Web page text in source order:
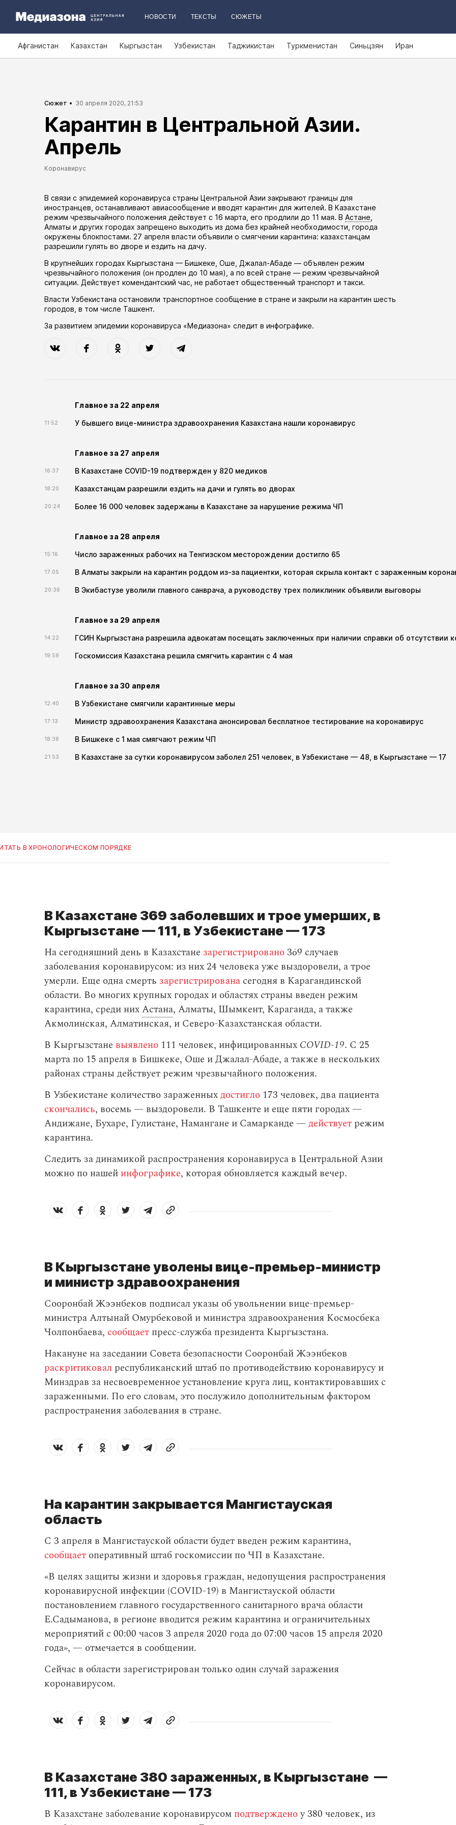
НОВОСТИ ТЕКСТЫ СЮЖЕТЫ
Афганистан Казахстан Кыргызстан Узбекистан Таджикистан Туркменистан Синьцзян Иран
Сюжет 30 апреля 2020, 21:53
Карантин в Центральной Азии.
Апрель
Коронавирус
В связи с эпидемией коронавируса страны Центральной Азии закрывают границы для
иностранцев, останавливают авиасообщение и вводят карантин для жителей. В Казахстане
режим чрезвычайного положения действует с 16 марта, его продлили до 11 мая. В Астане
Алматы и других городах запрещено выходить из дома без крайней необходимости, города
окружены блокпостами. 27 апреля власти объявили о смягчении карантина: казахстанцам
разрешили гулять во дворе и ездить на дачу.
В крупнейших городах Кыргызстана — Бишкеке, Оше, Джалал-Абаде — объявлен режим
чрезвычайного положения (он продлен до 10 мая), а по всей стране — режим чрезвычайной
ситуации. Действует комендантский час, не работает общественный транспорт и такси.
Власти Узбекистана остановили транспортное сообщение в стране и закрыли на карантин шесть
городов, в том числе Ташкент.
За развитием эпидемии коронавируса «Медиазона» следит в инфографике.
Главное за 22 апреля
11:52 У бывшего вице-министра здравоохранения Казахстана нашли коронавирус
Главное за 27 апреля
16:37 В Казахстане COVID-19 подтвержден у 820 медиков
18:20 Казахстанцам разрешили ездить на дачи и гулять во дворах
20:24 Более 16 000 человек задержаны в Казахстане за нарушение режима ЧП
Главное за 28 апреля
15:16 Число зараженных рабочих на Тенгизском месторождении достигло 65
17:05 В Алматы закрыли на карантин роддом из-за пациентки, которая скрыла контакт с зараженным
20:36 В Экибастузе уволили главного санврача, а руководству трех поликлиник объявили выговоры
Главное за 29 апреля
14:22 ГСИН Кыргызстана разрешила адвокатам посещать заключенных при наличии справки об отсутствии
19:59 Госкомиссия Казахстана решила смягчить карантин с 4 мая
Главное за 30 апреля
12:40 В Узбекистане смягчили карантинные меры
17:13 Министр здравоохранения Казахстана анонсировал бесплатное тестирование на коронавирус
18:38 В Бишкеке с 1 мая смягчают режим ЧП
21:53 В Казахстане за сутки коронавирусом заболел 251 человек, в Узбекистане — 48, в Кыргызстане — 17
В ХРОНОЛОГИЧЕСКОМ ПОРЯДКЕ
В Казахстане 369 заболевших и трое умерших, в
Кыргызстане — 111, в Узбекистане — 173
На сегодняшний день в Казахстане зарегистрировано369 случаев
заболевания коронавирусом: из них 24 человека уже выздоровели, а трое
умерли. Еще одна смерть зарегистрирована сегодня в Карагандинской
области. Во многих крупных городах и областях страны введен режим
карантина, среди нихАстана, Алматы, Шымкент, Караганда, а также
Акмолинская, Алматинская, и Северо-Казахстанская области.
В Кыргызстане выявлено 111 человек, инфицированных COVID-19. С 25
марта по 15 апреля в Бишкеке, Оше и Джалал-Абаде, а также в нескольких
районах страны действует режим чрезвычайного положения.
В Узбекистане количество зараженныхдостигло 173 человек, два пациента
скончались, восемь — выздоровели. В Ташкенте и еще пяти городах —
Андижане, Бухаре, Гулистане, Намангане и Самарканде — действует режим
карантина.
Следить за динамикой распространения коронавируса в Центральной Азии
можно по нашей инфографике, которая обновляется каждый вечер.
В Кыргызстане уволены вице-премьер-министр
и министр здравоохранения
Сооронбай Жээнбеков подписал указы об увольнении вице-премьер-
министра Алтынай Омурбековой и министра здравоохранения Космосбека
Чолпонбаева, сообщает пресс-служба президента Кыргызстана.
Накануне на заседании Совета безопасности Сооронбай Жээнбеков
раскритиковал республиканский штаб по противодействию коронавирусу и
Минздрав за несвоевременное установление круга лиц, контактировавших с
зараженными. По его словам, это послужило дополнительным фактором
распространения заболевания в стране.
На карантин закрывается Мангистауская
область
С 3 апреля в Мангистауской области будет введен режим карантина,
сообщает оперативный штаб госкомиссии по ЧП в Казахстане.
«В целях защиты жизни и здоровья граждан, недопущения распространения
коронавирусной инфекции (COVID-19) в Мангистауской области
постановлением главного государственного санитарного врача области
Е.Садыманова, в регионе вводится режим карантина и ограничительных
мероприятий с 00:00 часов 3 апреля 2020 года до 07:00 часов 15 апреля 2020
года», — отмечается в сообщении.
Сейчас в области зарегистрирован только один случай заражения
коронавирусом.
В Казахстане 380 зараженных, в Кыргызстане —
111, в Узбекистане — 173
В Казахстане заболевание коронавирусом подтвержденоу 380 человек, из